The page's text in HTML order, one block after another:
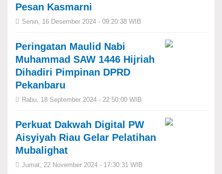
Pesan Kasmarni
Senin, 16 Desember 2024 - 09:20:38 WIB
Peringatan Maulid Nabi
Muhammad SAW 1446 Hijriah
Dihadiri Pimpinan DPRD
Pekanbaru
Rabu, 18 September 2024 - 22:50:00 WIB
Perkuat Dakwah Digital PW
Aisyiyah Riau Gelar Pelatihan
Mubalighat
Jumat, 22 November 2024 - 17:30:31 WIB